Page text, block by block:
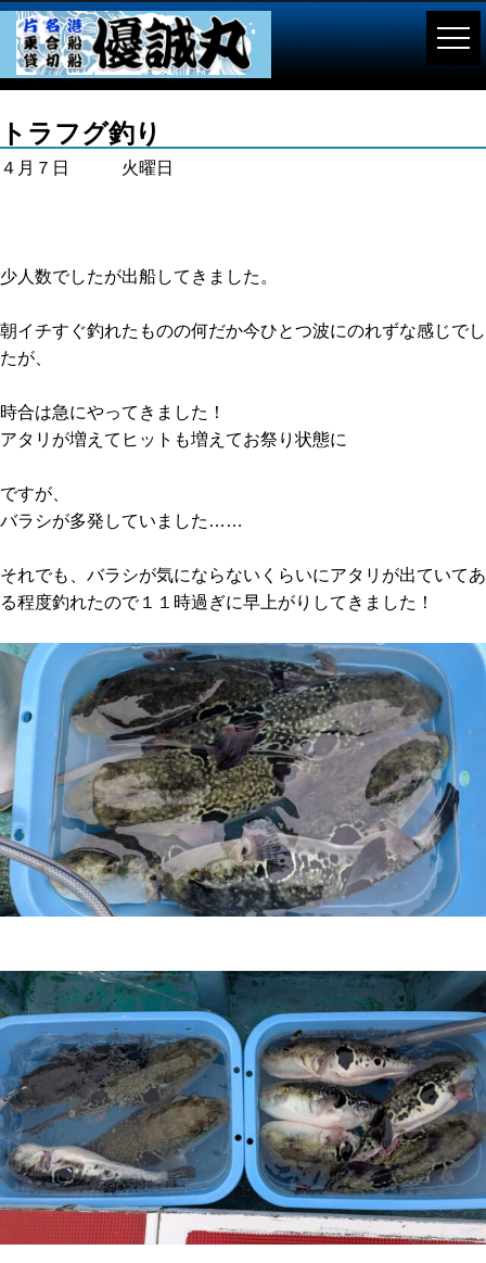
トラフグ釣り
４月７日 火曜日
少人数でしたが出船してきました。
朝イチすぐ釣れたものの何だか今ひとつ波にのれずな感じでし
たが、
時合は急にやってきました！
アタリが増えてヒットも増えてお祭り状態に
ですが、
バラシが多発していました……
それでも、バラシが気にならないくらいにアタリが出ていてあ
る程度釣れたので１１時過ぎに早上がりしてきました！